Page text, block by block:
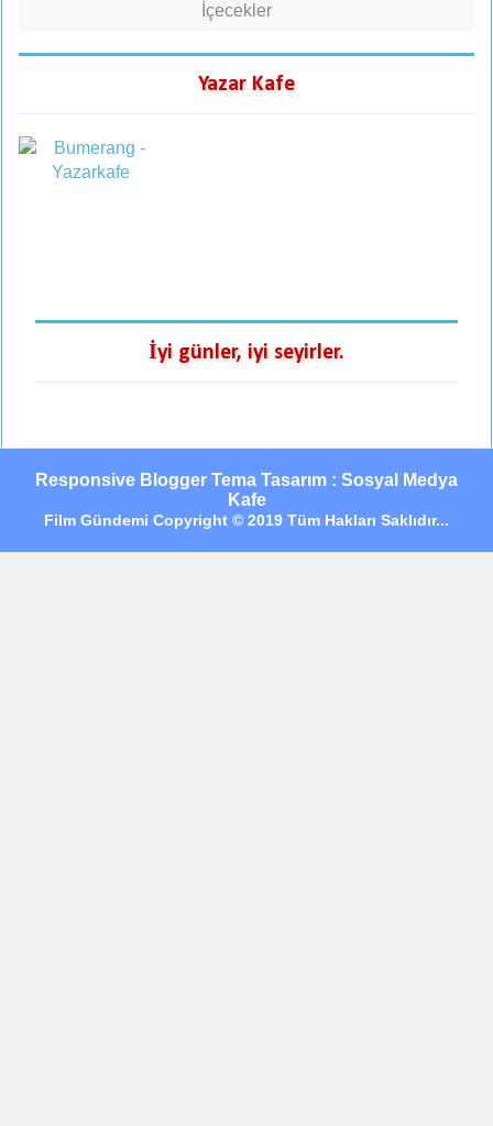
İçecekler
Yazar Kafe
İyi günler, iyi seyirler.
Responsive Blogger Tema Tasarım : Sosyal Medya
Kafe
Film Gündemi Copyright © 2019 Tüm Hakları Saklıdır...